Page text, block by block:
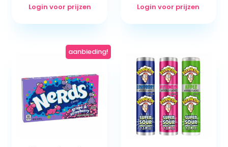
Login voor prijzen
Login voor prijzen
aanbieding!